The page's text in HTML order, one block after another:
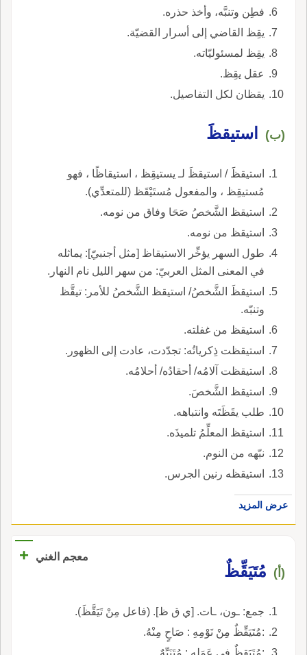
فطِن وتنبَّه، وأخذ حذره.
يقِظ القاضي إلى أسرار القضيّة.
يقِظ لمسئوليّاته.
عقل يقِظ.
يقظان لكل التفاصيل.
(ب) استيقظََ
استيقظََ / استيقظَ لـ يستيقِظ ، استيقاظًا ، فهو
مُستيقِظ ، والمفعول مُستَيْقَظ (للمتعدِّي).
استيقظ الشَّخصُ صَحَا وفاق من نومه.
استيقظ من نومه.
طول السهر يؤخِّر الاستيقاظ [مثل أجنبيّ]: يماثله
في المعنى المثل العربيّ: من سهر الليل نام النهار.
استيقظَ الشَّخصُ/ استيقظ الشَّخصُ للأمر: تيقَّظ
وتنبّه.
استيقظ من غفلته.
استيقظت ذِكرياتُه: تجدّدت، عادت إلى الظهور.
استيقظت آلامُه/ أحقادُه/ أحلامُه.
استيقظ الشَّخصَ.
طلب يقَظَتَه وانتباهه.
استيقظ المعلِّمُ تلميذَه.
نبّهه من النوم.
استيقظه رنين الجرس.
عرض المزيد
معجم الغني +
(أ) مُتَيَقِّظٌ
جمع: ـون، ـات. [ي ق ظ]. (فاعل مِنْ تَيَقَّظَ).
:مُتَيَقِّظٌ مِنْ نَوْمِهِ : صَاحٍ مِنْهُ.
:مُتَيَقِظٌ فِي عَمَلِهِ : مُتَنَبِّهٌ.